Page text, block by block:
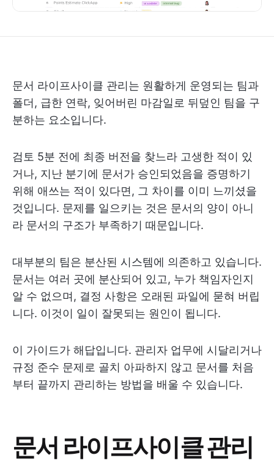
문서 라이프사이클 관리는 원활하게 운영되는 팀과
폴더, 급한 연락, 잊어버린 마감일로 뒤덮인 팀을 구
분하는 요소입니다.
검토 5분 전에 최종 버전을 찾느라 고생한 적이 있
거나, 지난 분기에 문서가 승인되었음을 증명하기
위해 애쓰는 적이 있다면, 그 차이를 이미 느끼셨을
것입니다. 문제를 일으키는 것은 문서의 양이 아니
라 문서의 구조가 부족하기 때문입니다.
대부분의 팀은 분산된 시스템에 의존하고 있습니다.
문서는 여러 곳에 분산되어 있고, 누가 책임자인지
알 수 없으며, 결정 사항은 오래된 파일에 묻혀 버립
니다. 이것이 일이 잘못되는 원인이 됩니다.
이 가이드가 해답입니다. 관리자 업무에 시달리거나
규정 준수 문제로 골치 아파하지 않고 문서를 처음
부터 끝까지 관리하는 방법을 배울 수 있습니다.
문서 라이프사이클 관리